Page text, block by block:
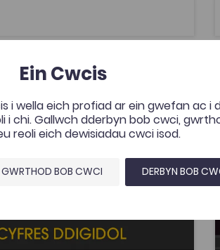
– J. R. Jones
a Pholisi Cymdeithasol
Adnodd Coleg Cymraeg
a Phrydeindod.
Ein Cwcis
i wella eich profiad ar ein gwefan ac i
i chi. Gallwch dderbyn bob cwci,
reoli eich dewisiadau cwci isod.
GWRTHOD BOB CWCI DERBYN BOB